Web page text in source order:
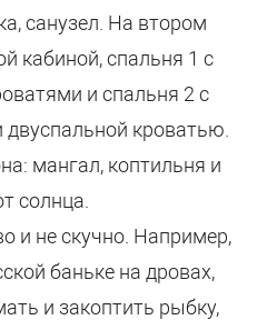
санузел. На втором
кабиной, спальня 1 с
и спальня 2 с
кроватью.
мангал, коптильня и
солнца.
и не скучно. Например,
баньке на дровах,
и закоптить рыбку,